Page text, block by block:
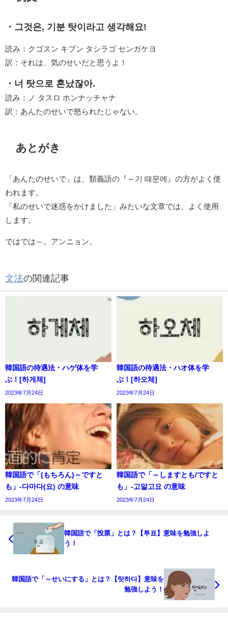
・그것은, 기분 탓이라고 생각해요!
読み：クゴスン キブン タシラゴ センガケヨ
訳：それは、気のせいだと思うよ！
・너 탓으로 혼났잖아.
読み：ノ タスロ ホンナッチャナ
訳：あんたのせいで怒られたじゃない。
あとがき
「あんたのせいで」は、類義語の『～기 때문에』の方がよく使
われます。
「私のせいで迷惑をかけました」みたいな文章では、よく使用
します。
ではでは～。アンニョン。
文法の関連記事
韓国語の待遇法・ハゲ体を学
ぶ！[하게체]
2023年7月24日
韓国語の待遇法・ハオ体を学
ぶ！[하오체]
2023年7月24日
韓国語で「(もちろん)～ですと
も」-다마다(요) の意味
2023年7月24日
韓国語で「～しますとも/ですと
も」-고말고요 の意味
2023年7月24日
韓国語で「投票」とは？【투표】意味を勉強しよ
う！
韓国語で「～せいにする」とは？【탓하다】意味を
勉強しよう！